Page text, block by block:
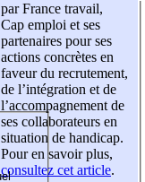
par France travail,
Cap emploi et ses
partenaires pour ses
actions concrètes en
faveur du recrutement,
de l’intégration et de
l’accompagnement de
ses collaborateurs en
situation de handicap.
Pour en savoir plus,
consultez cet article.